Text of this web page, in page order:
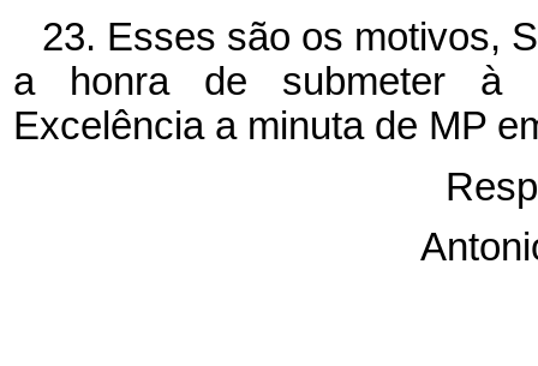
23. Esses são os motivos,
a honra de submeter à
Excelência a minuta de MP